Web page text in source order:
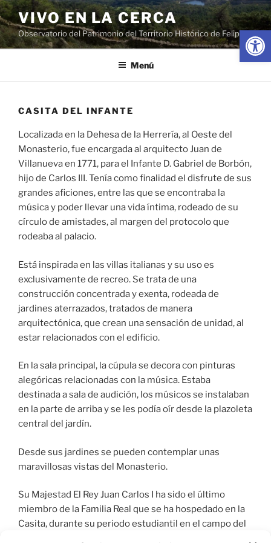
Abrir
Saltar
al
contenido
VIVO EN LA CERCA
Observatorio del Patrimonio del Territorio Histórico de Felipe II
Menú
CASITA DEL INFANTE
Localizada en la Dehesa de la Herrería, al Oeste del
Monasterio, fue encargada al arquitecto Juan de
Villanueva en 1771, para el Infante D. Gabriel de Borbón,
hijo de Carlos III. Tenía como finalidad el disfrute de sus
grandes aficiones, entre las que se encontraba la
música y poder llevar una vida íntima, rodeado de su
círculo de amistades, al margen del protocolo que
rodeaba al palacio.
Está inspirada en las villas italianas y su uso es
exclusivamente de recreo. Se trata de una
construcción concentrada y exenta, rodeada de
jardines aterrazados, tratados de manera
arquitectónica, que crean una sensación de unidad, al
estar relacionados con el edificio.
En la sala principal, la cúpula se decora con pinturas
alegóricas relacionadas con la música. Estaba
destinada a sala de audición, los músicos se instalaban
en la parte de arriba y se les podía oír desde la plazoleta
central del jardín.
Desde sus jardines se pueden contemplar unas
maravillosas vistas del Monasterio.
Su Majestad El Rey Juan Carlos I ha sido el último
miembro de la Familia Real que se ha hospedado en la
Casita, durante su periodo estudiantil en el campo del